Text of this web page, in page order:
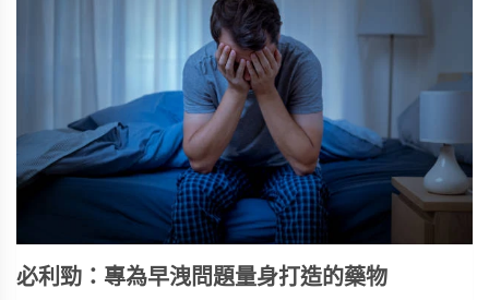
必利勁：專為早洩問題量身打造的藥物